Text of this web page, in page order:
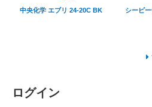
中央化学 エブリ 24-20C BK シーピ
ログイン